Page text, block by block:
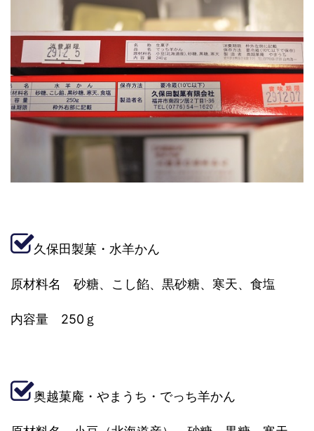
久保田製菓・水羊かん
原材料名 砂糖、こし餡、黒砂糖、寒天、食塩
内容量 250ｇ
奥越菓庵・やまうち・でっち羊かん